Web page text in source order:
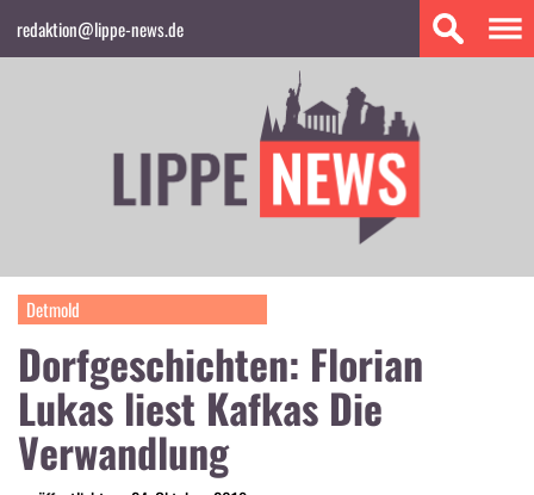
redaktion@lippe-news.de
Detmold
Dorfgeschichten: Florian
Lukas liest Kafkas Die
Verwandlung